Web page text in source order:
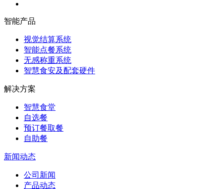
智能产品
视觉结算系统
智能点餐系统
无感称重系统
智慧食安及配套硬件
解决方案
智慧食堂
自选餐
预订餐取餐
自助餐
新闻动态
公司新闻
产品动态